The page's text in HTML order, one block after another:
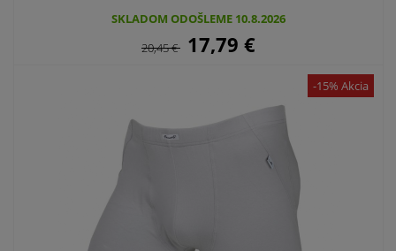
SKLADOM ODOŠLEME 10.8.2026
20,45€ 17,79 €
-15% Akcia